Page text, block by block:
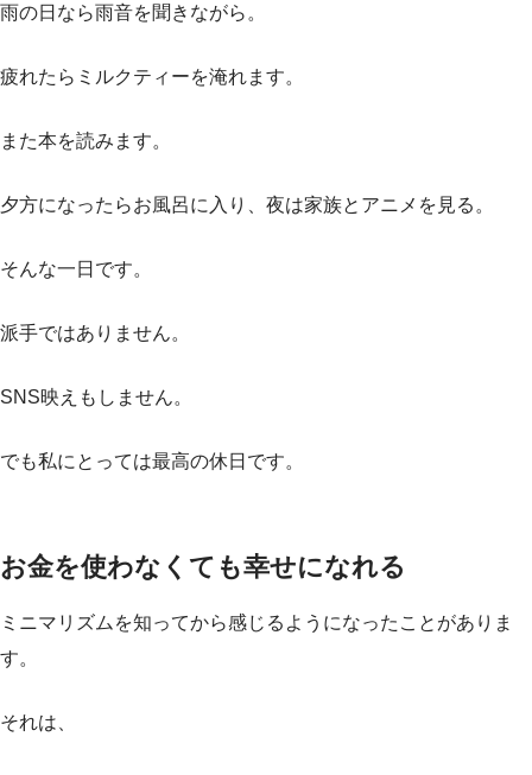
雨の日なら雨音を聞きながら。
疲れたらミルクティーを淹れます。
また本を読みます。
夕方になったらお風呂に入り、夜は家族とアニメを見る。
そんな一日です。
派手ではありません。
SNS映えもしません。
でも私にとっては最高の休日です。
お金を使わなくても幸せになれる
ミニマリズムを知ってから感じるようになったことがありま
す。
それは、